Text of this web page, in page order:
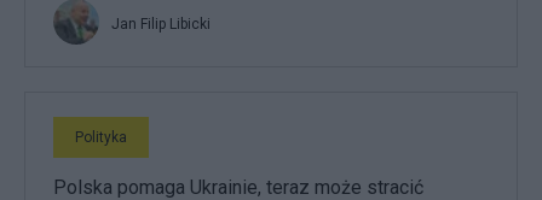
Jan Filip Libicki
Polityka
Polska pomaga Ukrainie, teraz może stracić